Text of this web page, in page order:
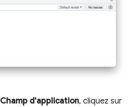
Champ d'application, cliquez sur